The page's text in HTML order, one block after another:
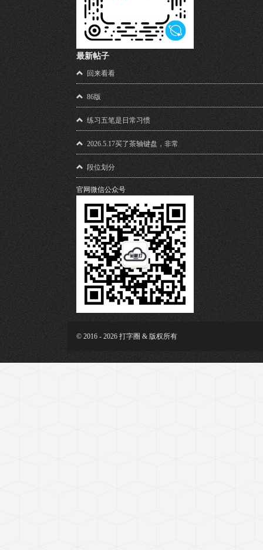
最新帖子
回来看看
86版
练习五笔是日常习惯
2026.5.17买了茶轴键盘，非常
段位划分
官网微信公众号
© 2016 - 2026 打字圈 & 版权所有